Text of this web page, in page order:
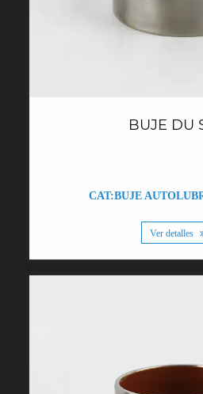
BUJE DU
CAT:BUJE
Ver detalles